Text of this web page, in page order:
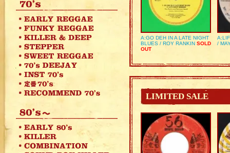
A:GO DEH IN A LATE NIGHT
BLUES / ROY RANKIN SOLD
OUT
/
LIMITED SALE